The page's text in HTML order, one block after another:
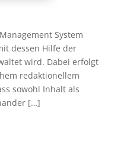
System
dessen Hilfe der
wird. Dabei erfolgt
redaktionellem
sowohl Inhalt als
[…]